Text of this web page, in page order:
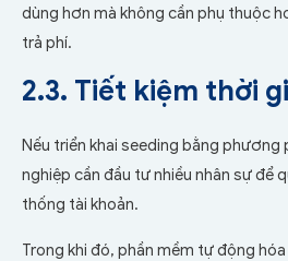
dùng hơn mà không cần phụ thuộc
trả phí.
2.3. Tiết kiệm thời
Nếu triển khai seeding bằng
nghiệp cần đầu tư nhiều nhân sự để
thống tài khoản.
Trong khi đó, phần mềm tự động